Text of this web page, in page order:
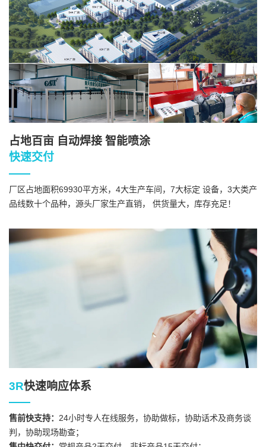
占地百亩 自动焊接 智能喷涂
快速交付
厂区占地面积69930平方米，4大生产车间，7大标定 设备，3大类产
品线数十个品种，源头厂家生产直销， 供货量大，库存充足！
3R快速响应体系
售前快支持： 24小时专人在线服务，协助做标，协助话术及商务谈
判，协助现场勘查；